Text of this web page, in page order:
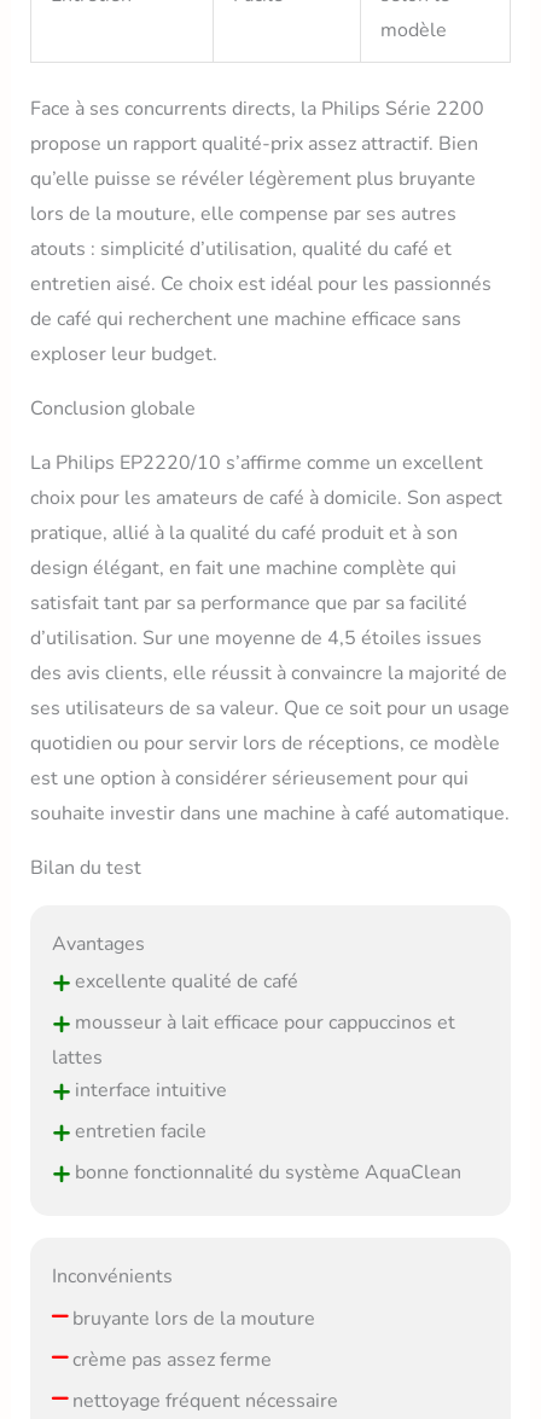
modèle
Face à ses concurrents directs, la Philips Série 2200
propose un rapport qualité-prix assez attractif. Bien
qu’elle puisse se révéler légèrement plus bruyante
lors de la mouture, elle compense par ses autres
atouts : simplicité d’utilisation, qualité du café et
entretien aisé. Ce choix est idéal pour les passionnés
de café qui recherchent une machine efficace sans
exploser leur budget.
Conclusion globale
La Philips EP2220/10 s’affirme comme un excellent
choix pour les amateurs de café à domicile. Son aspect
pratique, allié à la qualité du café produit et à son
design élégant, en fait une machine complète qui
satisfait tant par sa performance que par sa facilité
d’utilisation. Sur une moyenne de 4,5 étoiles issues
des avis clients, elle réussit à convaincre la majorité de
ses utilisateurs de sa valeur. Que ce soit pour un usage
quotidien ou pour servir lors de réceptions, ce modèle
est une option à considérer sérieusement pour qui
souhaite investir dans une machine à café automatique.
Bilan du test
Avantages
+excellente qualité de café
+mousseur à lait efficace pour cappuccinos et
lattes
+interface intuitive
+entretien facile
+bonne fonctionnalité du système AquaClean
Inconvénients
–bruyante lors de la mouture
–crème pas assez ferme
–nettoyage fréquent nécessaire